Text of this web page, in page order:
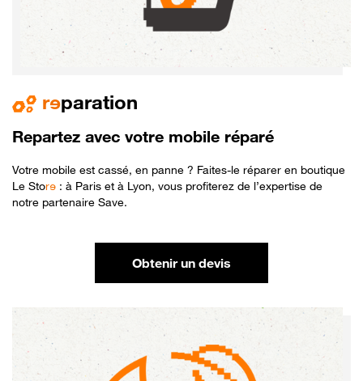
reparation
Repartez avec votre mobile réparé
Votre mobile est cassé, en panne ? Faites-le réparer en boutique
Le Store : à Paris et à Lyon, vous profiterez de l’expertise de
notre partenaire Save.
Obtenir un devis